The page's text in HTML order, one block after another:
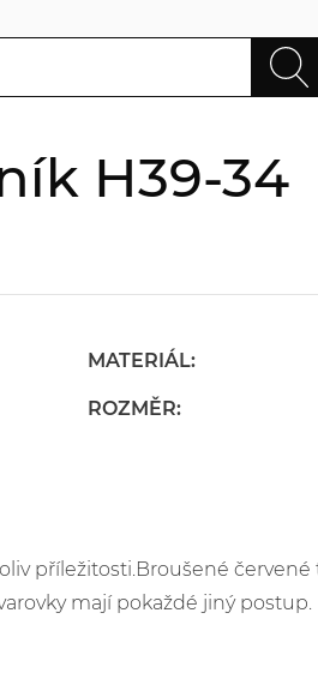
H39-34
MATERIÁL:
ROZMĚR:
příležitosti.Broušené červené
mají pokaždé jiný postup.